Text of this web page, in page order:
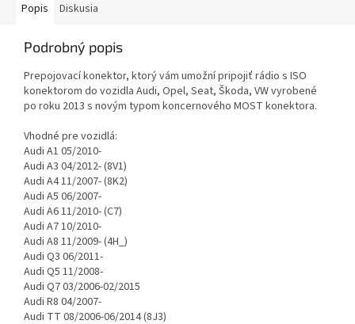
Popis Diskusia
Podrobný popis
Prepojovací konektor, ktorý vám umožní pripojiť rádio s ISO
konektorom do vozidla Audi, Opel, Seat, Škoda, VW vyrobené
po roku 2013 s novým typom koncernového MOST konektora.
Vhodné pre vozidlá:
Audi A1 05/2010-
Audi A3 04/2012- (8V1)
Audi A4 11/2007- (8K2)
Audi A5 06/2007-
Audi A6 11/2010- (C7)
Audi A7 10/2010-
Audi A8 11/2009- (4H_)
Audi Q3 06/2011-
Audi Q5 11/2008-
Audi Q7 03/2006-02/2015
Audi R8 04/2007-
Audi TT 08/2006-06/2014 (8J3)